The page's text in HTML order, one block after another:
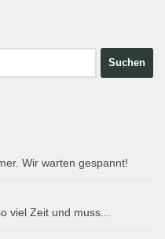
Wir warten gespannt!
viel Zeit und muss...